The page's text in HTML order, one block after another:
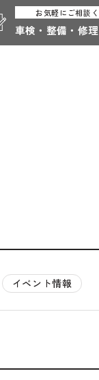
中古
ご相談も可能です。
望ください。
お気軽にご相談
車検・整備・ 修
イベント情報